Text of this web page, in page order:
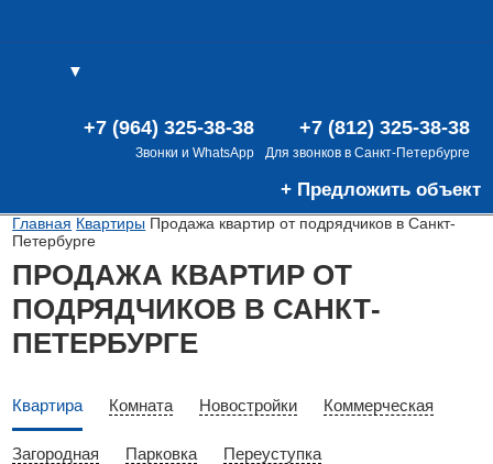
▼
+7 (812) 325-38-38
Для звонков в Санкт-Петербурге
+7 (964) 325-38-38
Звонки и WhatsApp
+ Предложить объект
Главная Квартиры Продажа квартир от подрядчиков в Санкт-
Петербурге
ПРОДАЖА КВАРТИР ОТ
ПОДРЯДЧИКОВ В САНКТ-
ПЕТЕРБУРГЕ
Квартира Комната Новостройки Коммерческая
Загородная Парковка Переуступка